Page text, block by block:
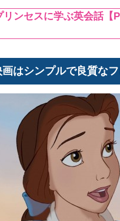
ンセスに学ぶ英会話【
はシンプルで良質な